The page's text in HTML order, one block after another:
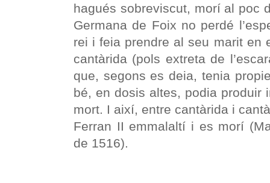
hagués sobreviscut, morí al poc
Germana de Foix no perdé
rei i feia prendre al seu marit en
cantàrida (pols extreta de
que, segons es deia, tenia
bé, en dosis altes, podia produir
mort. I així, entre cantàrida i
Ferran II emmalaltí i es morí
de 1516).